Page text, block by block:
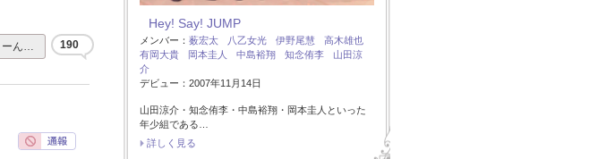
ーん… 190
Hey! Say! JUMP
メンバー： 薮宏太 八乙女光 伊野尾慧
高木雄也
有岡大貴
岡本圭人 中島裕翔 知念侑李
山田涼
介
デビュー：2007年11月14日
山田涼介・知念侑李・中島裕翔・岡本圭人といった
年少組である…
詳しく見る